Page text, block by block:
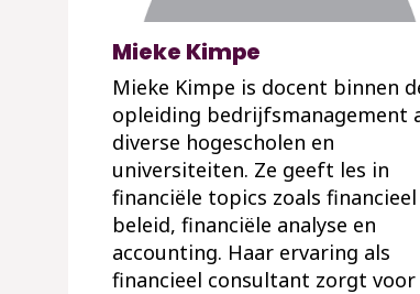
Mieke Kimpe
Mieke Kimpe is docent binnen
opleiding bedrijfsmanagement
diverse hogescholen en
universiteiten. Ze geeft les in
financiële topics zoals financieel
beleid, financiële analyse en
accounting. Haar ervaring als
financieel consultant zorgt voor